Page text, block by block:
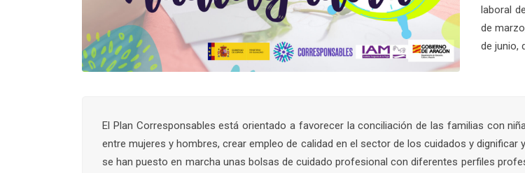
laboral
de
de junio,
El Plan Corresponsables está orientado a favorecer la conciliación de las familias con
entre mujeres y hombres, crear empleo de calidad en el sector de los cuidados y
se han puesto en marcha unas bolsas de cuidado profesional con diferentes perfiles